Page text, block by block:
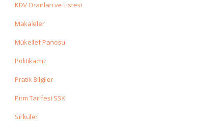
KDV Oranları ve Listesi
Makaleler
Mükellef Panosu
Politikamız
Pratik Bilgiler
Prim Tarifesi SSK
Sirküler